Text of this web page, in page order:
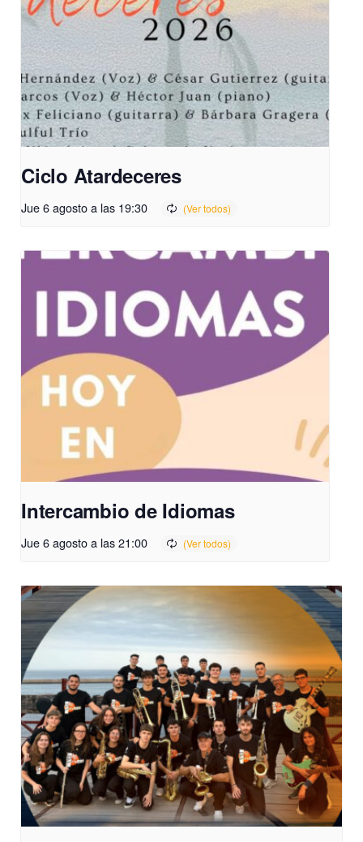
Ciclo Atardeceres
Jue 6 agosto a las 19:30
Intercambio de Idiomas
Jue 6 agosto a las 21:00